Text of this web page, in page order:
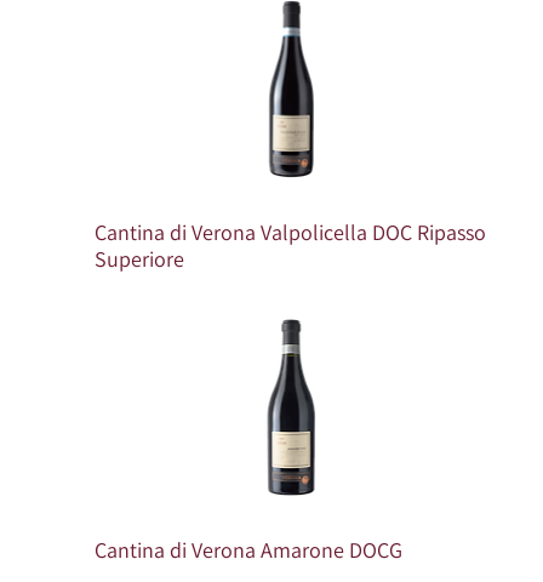
Cantina di Verona Valpolicella DOC Ripasso
Superiore
Cantina di Verona Amarone DOCG